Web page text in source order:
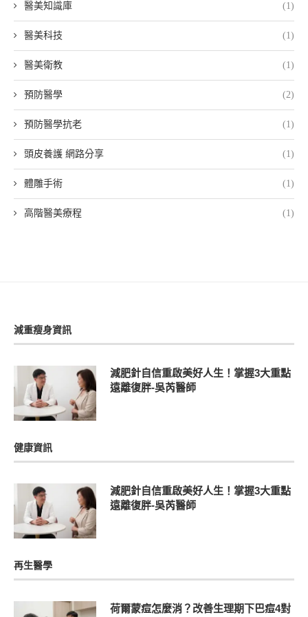
醫美知識庫 (1)
醫美科技 (1)
醫美衛教 (1)
預防醫學 (2)
預防醫學抗老 (1)
頭皮養護 網路分享 (1)
體雕手術 (1)
高階醫美療程 (1)
減重瘦身資訊
減肥針自信重啟美好人生！掌握3大重點
遠離復胖-吳芮醫師
健康資訊
減肥針自信重啟美好人生！掌握3大重點
遠離復胖-吳芮醫師
再生醫學
荷爾蒙痘怎麼消？改善生理期下巴痘4對